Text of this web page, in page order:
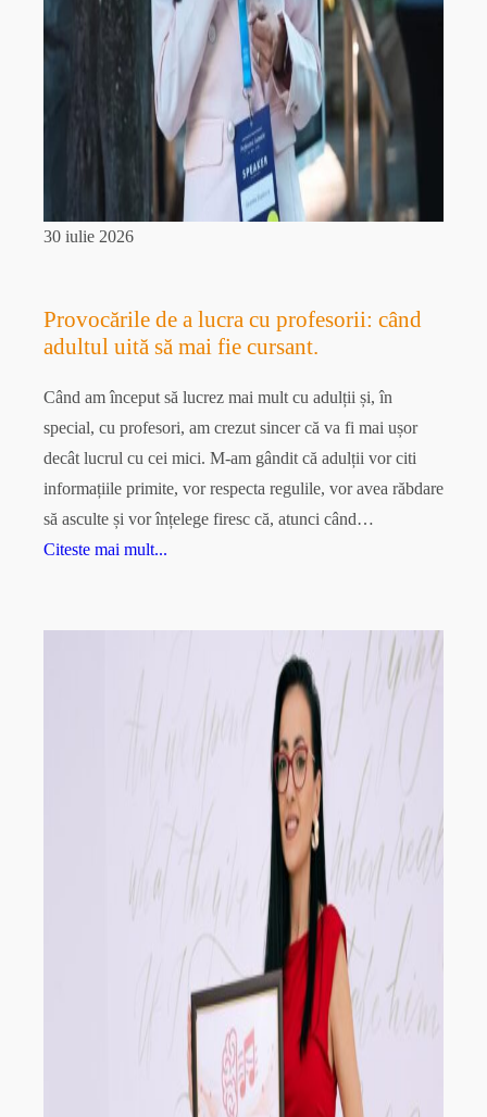
30 iulie 2026
Provocările de a lucra cu profesorii: când
adultul uită să mai fie cursant.
Când am început să lucrez mai mult cu adulții și, în
special, cu profesori, am crezut sincer că va fi mai ușor
decât lucrul cu cei mici. M-am gândit că adulții vor citi
informațiile primite, vor respecta regulile, vor avea răbdare
să asculte și vor înțelege firesc că, atunci când…
Citeste mai mult...